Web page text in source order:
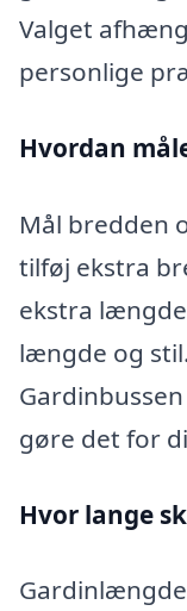
Valget
personlige
Hvordan
Mål bredden
tilføj ekstra
ekstra
længde og
gøre det for
Hvor lange